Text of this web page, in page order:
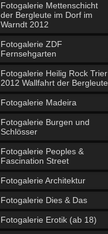
Fotogalerie Mettenschicht
der Bergleute im Dorf im
Warndt 2012
Fotogalerie ZDF
Fernsehgarten
Fotogalerie Heilig Rock Trier
2012 Wallfahrt der Bergleute
Fotogalerie Madeira
Fotogalerie Burgen und
Schlösser
Fotogalerie Peoples &
Fascination Street
Fotogalerie Architektur
Fotogalerie Dies & Das
Fotogalerie Erotik (ab 18)